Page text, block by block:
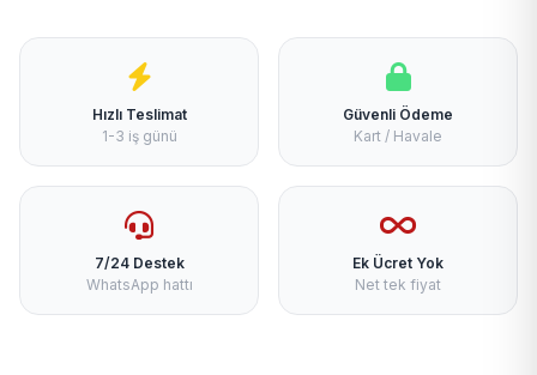
Hızlı Teslimat
1-3 iş günü
Güvenli Ödeme
Kart / Havale
7/24 Destek
WhatsApp hattı
Ek Ücret Yok
Net tek fiyat